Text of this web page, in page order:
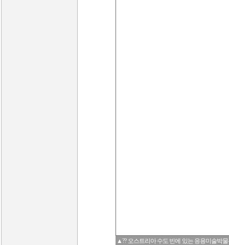
▲?? 오스트리아 수도 빈에 있는 응용미술박